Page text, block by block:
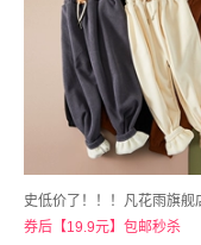
券后【19.9元】包邮秒杀